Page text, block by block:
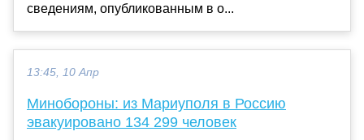
сведениям, опубликованным в о...
13:45, 10 Апр
Минобороны: из Мариуполя в Россию
эвакуировано 134 299 человек